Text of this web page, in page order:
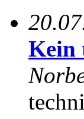
Kein